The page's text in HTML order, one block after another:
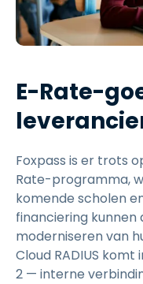
E-Rate-
Foxpass is er trots
Rate-programma,
komende scholen
financiering
moderniseren van
Cloud RADIUS
2 — interne